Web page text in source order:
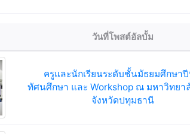
วันที่โพสต์อัลบั้ม
ครูและนักเรียนระดับชั้นมัธยมศึกษา
ทัศนศึกษา และ Workshop ณ มหาวิทยา
จังหวัดปทุมธานี